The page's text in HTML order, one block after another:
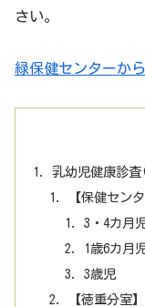
さい。
緑保健センターか
乳幼児健康診
【保健セン
3・4カ月
1歳6カ月
3歳児
【徳重分室